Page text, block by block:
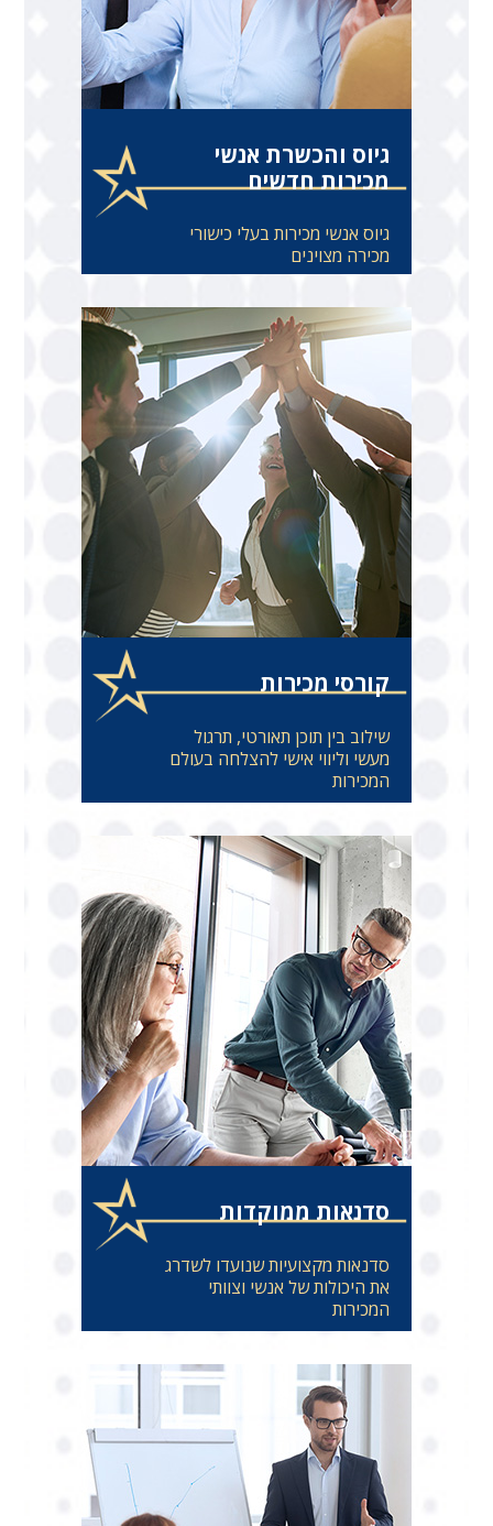
גיוס והכשרת אנשי
מכירות חדשים
גיוס אנשי מכירות בעלי כישורי
מכירה מצוינים
קורסי מכירות
שילוב בין תוכן תאורטי, תרגול
מעשי וליווי אישי להצלחה בעולם
המכירות
סדנאות ממוקדות
סדנאות מקצועיות שנועדו לשדרג
את היכולות של אנשי וצוותי
המכירות